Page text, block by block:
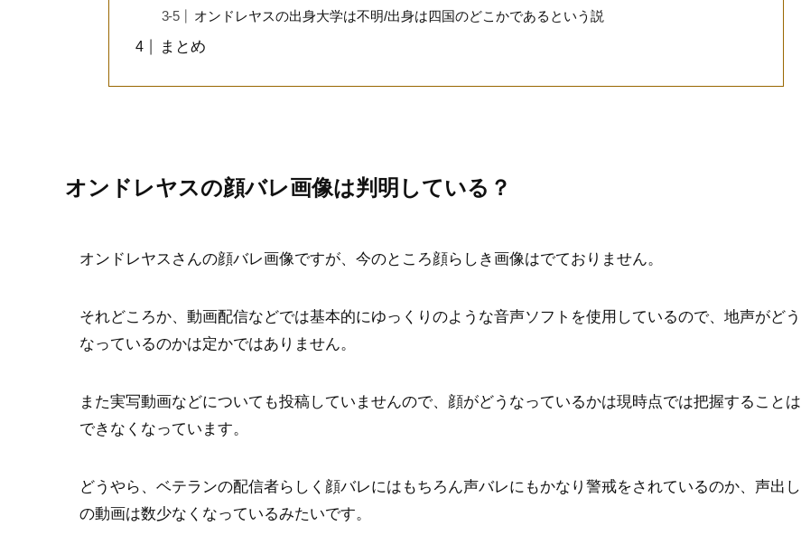
オンドレヤスの出身大学は不明/出身は四国のどこかであるという説
まとめ
オンドレヤスの顔バレ画像は判明している？
オンドレヤスさんの顔バレ画像ですが、今のところ顔らしき画像はでておりません。
それどころか、動画配信などでは基本的にゆっくりのような音声ソフトを使用しているので、地声がどう
なっているのかは定かではありません。
また実写動画などについても投稿していませんので、顔がどうなっているかは現時点では把握することは
できなくなっています。
どうやら、ベテランの配信者らしく顔バレにはもちろん声バレにもかなり警戒をされているのか、声出し
の動画は数少なくなっているみたいです。